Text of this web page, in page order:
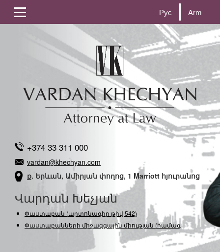
Рус Arm
+374 33 311 000
vardan@khechyan.com
ք. Երևան, Ամիրյան փողոց, 1 Marriott հյուրանոց
Վարդան Խեչյան
Փաստաբան (արտոնագիր թիվ 542)
Փաստաբանների միջազգային միության (համագործ